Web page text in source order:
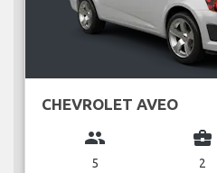
CHEVROLET AVEO
group
5
business_center
2